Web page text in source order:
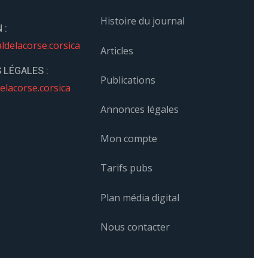
:
:
Histoire du journal
Articles
Publications
Annonces légales
Mon compte
Tarifs pubs
Plan média digital
Nous contacter